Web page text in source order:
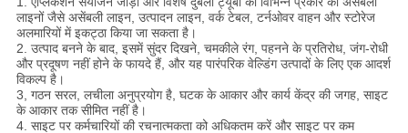
लाइनों जैसे असेंबली लाइन, उत्पादन लाइन, वर्क टेबल, टर्नओवर वाहन और स्टोरेज
अलमारियों में इकट्ठा किया जा सकता है।
2. उत्पाद बनने के बाद, इसमें सुंदर दिखने, चमकीले रंग, पहनने के प्रतिरोध, जंग-रोधी
और प्रदूषण नहीं होने के फायदे हैं, और यह पारंपरिक वेल्डिंग उत्पादों के लिए एक आदर्श
विकल्प है।
3, गठन सरल, लचीला अनुप्रयोग है, घटक के आकार और कार्य केंद्र की जगह, साइट
के आकार तक सीमित नहीं है।
4. साइट पर कर्मचारियों की रचनात्मकता को अधिकतम करें और साइट पर कम